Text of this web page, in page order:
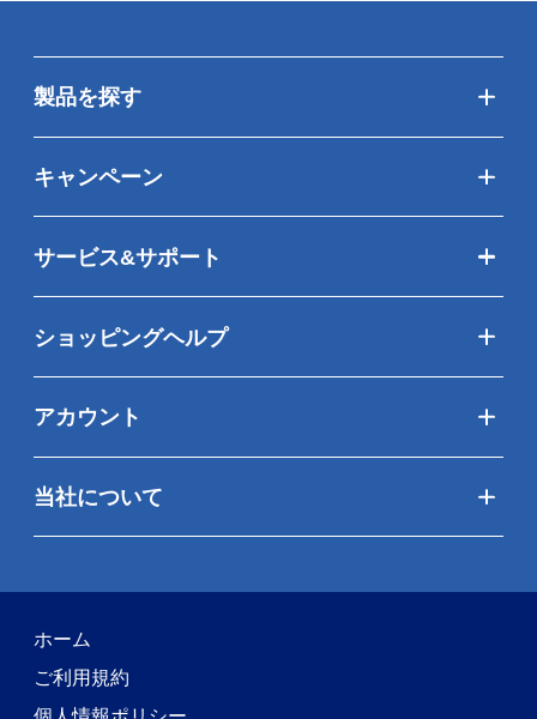
製品を探す
キャンペーン
サービス&サポート
ショッピングヘルプ
アカウント
当社について
ホーム
ご利用規約